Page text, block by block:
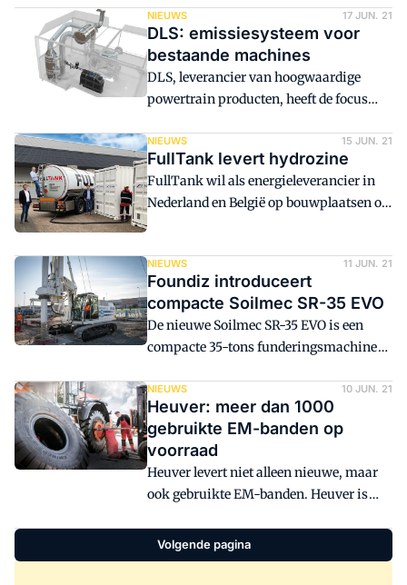
NIEUWS 17 JUN. 21
DLS: emissiesysteem voor
bestaande machines
DLS, leverancier van hoogwaardige
powertrain producten, heeft de focus
oplossingen voor betere
omstandigheden voor mens en milieu,
zoals een emissiesysteem voor
bestaande machines. Ook richt DLS zich
op smart mobility oplossingen voor
NIEUWS 15 JUN. 21
FullTank levert hydrozine
FullTank wil als energieleverancier in
Nederland en België op bouwplaatsen of
iedere willekeurige locatie ook
bedrijf heeft daarom een Hydrozine
Aggregaat van Dens gekocht.
NIEUWS 11 JUN. 21
Foundiz introduceert
compacte Soilmec SR-35 EVO
De nieuwe Soilmec SR-35 EVO is een
compacte 35-tons funderingsmachine
ten opzichte van de vorige generatie.
Foundiz ziet goede mogelijkheden in de
Benelux voor de SR-35 EVO omdat het
een machine is met hoge
paalproductiesnelheid. De compacte
afmetingen resulteren in lage
NIEUWS 10 JUN. 21
Heuver: meer dan 1000
gebruikte EM-banden op
voorraad
Heuver levert niet alleen nieuwe, maar
ook gebruikte EM-banden. Heuver is
die gebruikte banden en velgen
innemen, beoordelen en weer verkopen.
Volgende pagina